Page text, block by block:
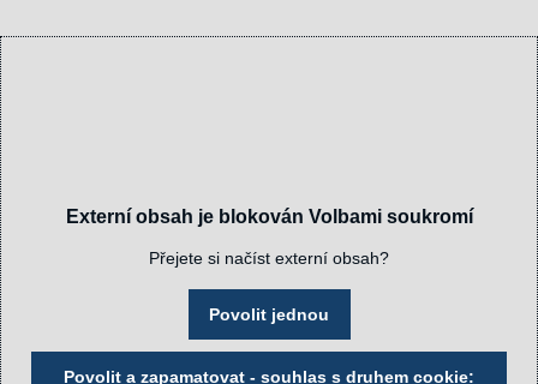
Externí obsah je blokován Volbami soukromí
Přejete si načíst externí obsah?
Povolit jednou
Povolit a zapamatovat - souhlas s druhem cookie: